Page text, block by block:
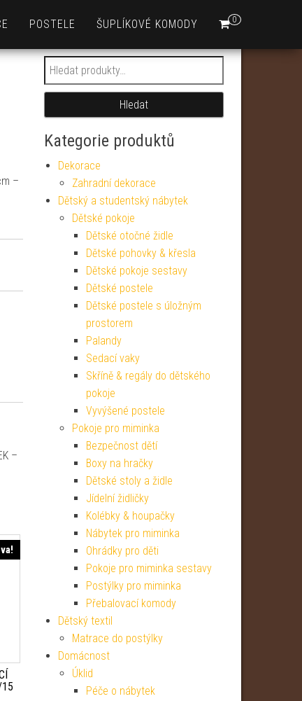
0
POSTELE ŠUPLÍKOVÉ KOMODY
–
–
Hledat:
Hledat
Kategorie produktů
Dekorace
Zahradní dekorace
Dětský a studentský nábytek
Dětské pokoje
Dětské otočné židle
Dětské pohovky & křesla
Dětské pokoje sestavy
Dětské postele
Dětské postele s úložným
prostorem
Palandy
Sedací vaky
Skříně & regály do dětského
pokoje
Vyvýšené postele
Pokoje pro miminka
Bezpečnost dětí
Boxy na hračky
Dětské stoly a židle
Jídelní židličky
Kolébky & houpačky
Nábytek pro miminka
Ohrádky pro děti
Pokoje pro miminka sestavy
Postýlky pro miminka
Přebalovací komody
Dětský textil
Matrace do postýlky
Domácnost
Úklid
Péče o nábytek